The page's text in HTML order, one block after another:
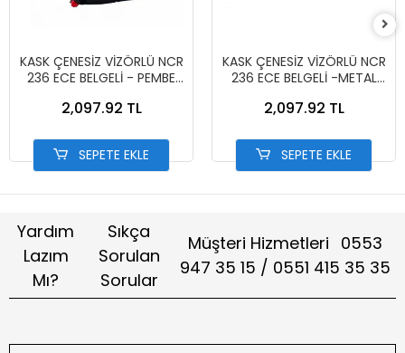
KASK ÇENESİZ VİZÖRLÜ NCR
236 ECE BELGELİ - PEMBE
2,097.92 TL
SEPETE EKLE
KASK ÇENESİZ VİZÖRLÜ NCR
236 ECE BELGELİ -METAL
2,097.92 TL
SEPETE EKLE
Yardım
Lazım
Mı?
Sıkça
Sorulan
Sorular
Müşteri Hizmetleri 0553
947 35 15 / 0551 415 35 35